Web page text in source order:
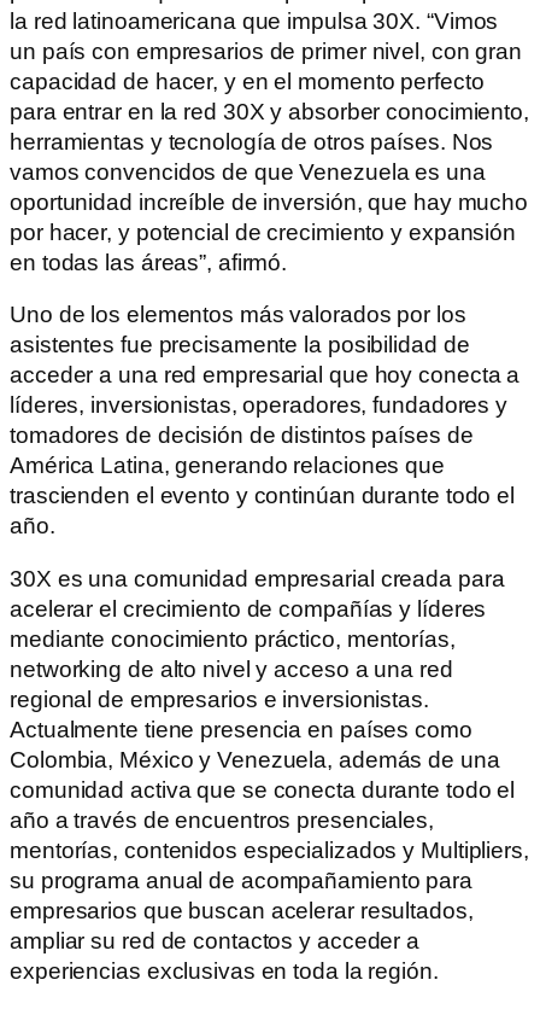
la red latinoamericana que impulsa 30X. “Vimos
un país con empresarios de primer nivel, con gran
capacidad de hacer, y en el momento perfecto
para entrar en la red 30X y absorber conocimiento,
herramientas y tecnología de otros países. Nos
vamos convencidos de que Venezuela es una
oportunidad increíble de inversión, que hay mucho
por hacer, y potencial de crecimiento y expansión
en todas las áreas”, afirmó.
Uno de los elementos más valorados por los
asistentes fue precisamente la posibilidad de
acceder a una red empresarial que hoy conecta a
líderes, inversionistas, operadores, fundadores y
tomadores de decisión de distintos países de
América Latina, generando relaciones que
trascienden el evento y continúan durante todo el
año.
30X es una comunidad empresarial creada para
acelerar el crecimiento de compañías y líderes
mediante conocimiento práctico, mentorías,
networking de alto nivel y acceso a una red
regional de empresarios e inversionistas.
Actualmente tiene presencia en países como
Colombia, México y Venezuela, además de una
comunidad activa que se conecta durante todo el
año a través de encuentros presenciales,
mentorías, contenidos especializados y Multipliers,
su programa anual de acompañamiento para
empresarios que buscan acelerar resultados,
ampliar su red de contactos y acceder a
experiencias exclusivas en toda la región.